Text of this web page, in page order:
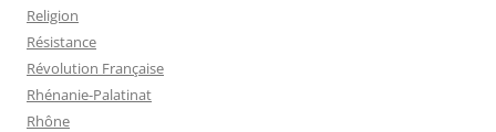
Religion
Résistance
Révolution Française
Rhénanie-Palatinat
Rhône